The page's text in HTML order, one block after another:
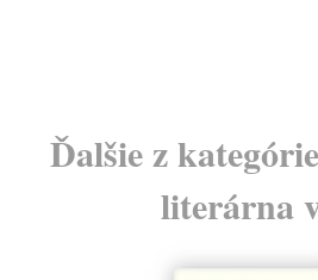
Ďalšie z
literárna